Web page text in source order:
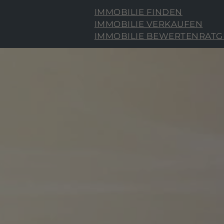
IMMOBILIE FINDEN
IMMOBILIE VERKAUFEN
IMMOBILIE BEWERTEN